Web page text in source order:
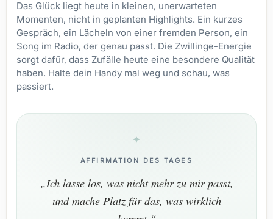
Das Glück liegt heute in kleinen, unerwarteten
Momenten, nicht in geplanten Highlights. Ein kurzes
Gespräch, ein Lächeln von einer fremden Person, ein
Song im Radio, der genau passt. Die Zwillinge-Energie
sorgt dafür, dass Zufälle heute eine besondere Qualität
haben. Halte dein Handy mal weg und schau, was
passiert.
AFFIRMATION DES TAGES
„Ich lasse los, was nicht mehr zu mir passt,
und mache Platz für das, was wirklich